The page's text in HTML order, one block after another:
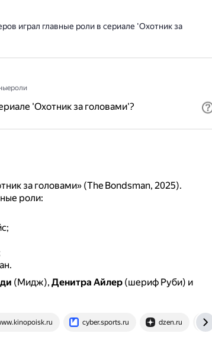
играл главные роли в сериале 'Охотник за
'Охотник за головами'?
за головами» (The Bondsman, 2025).
роли:
(Мидж), Денитра Айлер(шериф Руби) и
cyber.sports.ru dzen.ru